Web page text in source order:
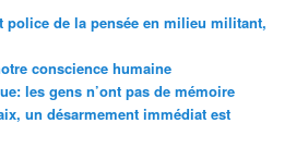
police de la pensée en milieu militant,
conscience humaine
les gens n’ont pas de mémoire
un désarmement immédiat est